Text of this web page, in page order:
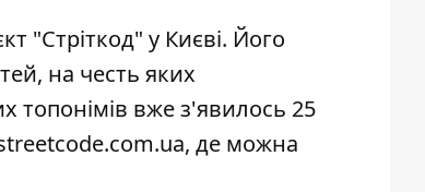
"Стріткод" у Києві. Його
на честь яких
топонімів вже з'явилось 25
де можна